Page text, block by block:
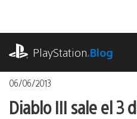
contenido
PlayStation.Blog
06/06/2013
Diablo III sale el 3